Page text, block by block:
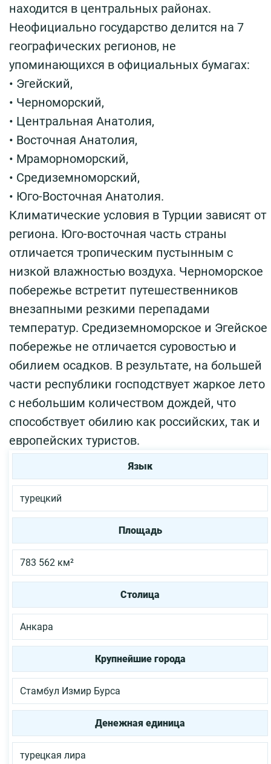
находится в центральных районах.
Неофициально государство делится на 7
географических регионов, не
упоминающихся в официальных бумагах:
• Эгейский,
• Черноморский,
• Центральная Анатолия,
• Восточная Анатолия,
• Мраморноморский,
• Средиземноморский,
• Юго-Восточная Анатолия.
Климатические условия в Турции зависят от
региона. Юго-восточная часть страны
отличается тропическим пустынным с
низкой влажностью воздуха. Черноморское
побережье встретит путешественников
внезапными резкими перепадами
температур. Средиземноморское и Эгейское
побережье не отличается суровостью и
обилием осадков. В результате, на большей
части республики господствует жаркое лето
с небольшим количеством дождей, что
способствует обилию как российских, так и
европейских туристов.
Язык
турецкий
Площадь
783 562 км²
Столица
Анкара
Крупнейшие города
Стамбул Измир Бурса
Денежная единица
турецкая лира